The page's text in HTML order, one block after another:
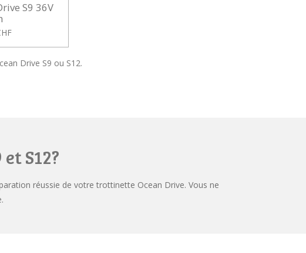
S9 36V
Drive S9 ou S12.
S12?
réussie de votre trottinette Ocean Drive. Vous ne